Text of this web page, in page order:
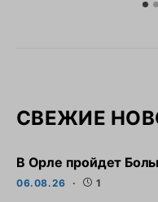
СВЕЖИЕ
В Орле пройдет
06.08.26 1